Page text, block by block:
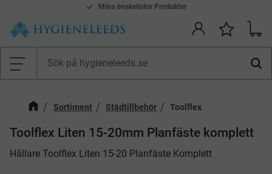
Meny
Mina önskelistor Produkter
Smidiga betalsätt: Faktura, Kort, Swish & Klarna
Sortiment Städtillbehör Toolflex
Toolflex Liten 15-20mm Planfäste komplett
​Hållare Toolflex Liten 15-20 Planfäste Komplett